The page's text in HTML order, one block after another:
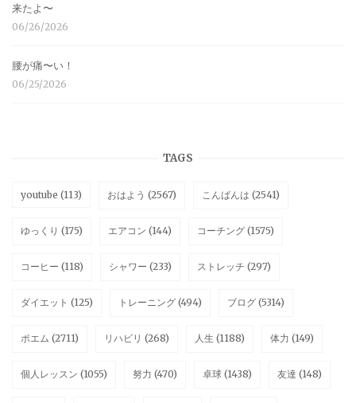
来たよ〜
06/26/2026
腰が痛〜い！
06/25/2026
TAGS
youtube (113) おはよう (2567) こんばんは (2541)
ゆっくり (175) エアコン (144) コーチング (1575)
コーヒー (118) シャワー (233) ストレッチ (297)
ダイエット (125) トレーニング (494) ブログ (5314)
ポエム (2711) リハビリ (268) 人生 (1188) 体力 (149)
個人レッスン (1055) 努力 (470) 卓球 (1438) 友達 (148)